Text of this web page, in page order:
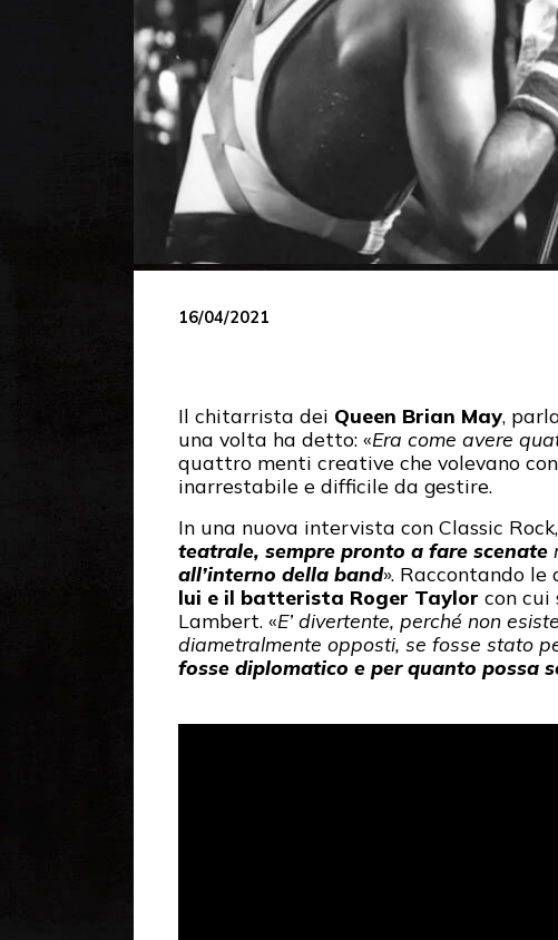
16/04/2021
Il chitarrista dei Queen Brian May,
una volta ha detto: «Era come avere
quattro menti creative che volevano
inarrestabile e difficile da gestire.
In una nuova intervista con Classic
teatrale, sempre pronto a fare scenate
all’interno della band». Raccontando le
lui e il batterista Roger Taylor con cui
Lambert. «E’ divertente, perché non
diametralmente opposti, se fosse stato
fosse diplomatico e per quanto possa